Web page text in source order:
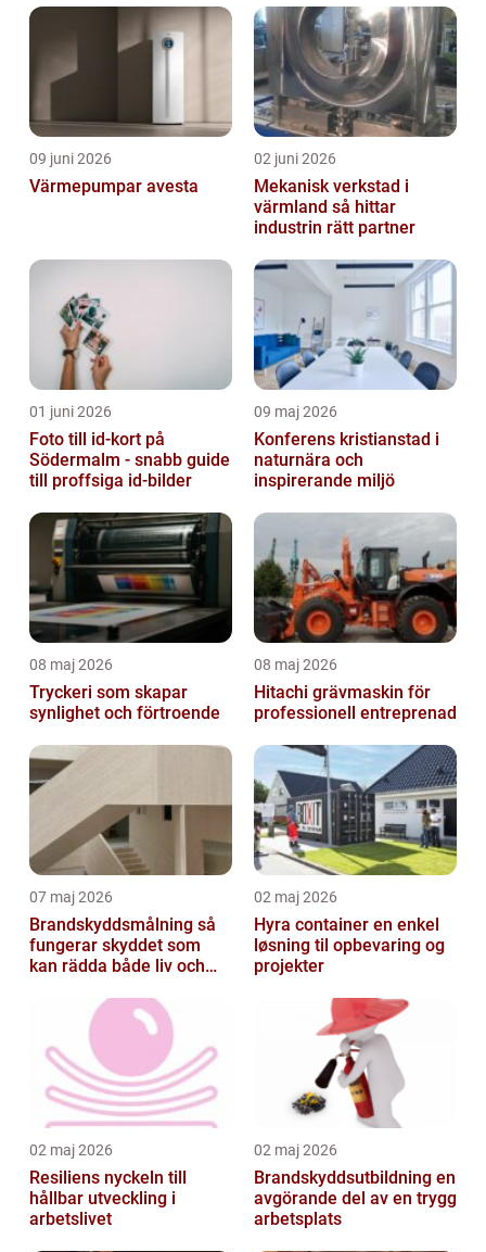
09 juni 2026
Värmepumpar avesta
02 juni 2026
Mekanisk verkstad i
värmland så hittar
industrin rätt partner
01 juni 2026
Foto till id-kort på
Södermalm - snabb guide
till proffsiga id-bilder
09 maj 2026
Konferens kristianstad i
naturnära och
inspirerande miljö
08 maj 2026
Tryckeri som skapar
synlighet och förtroende
08 maj 2026
Hitachi grävmaskin för
professionell entreprenad
07 maj 2026
Brandskyddsmålning så
fungerar skyddet som
kan rädda både liv och
02 maj 2026
Hyra container en enkel
løsning til opbevaring og
projekter
02 maj 2026
Resiliens nyckeln till
hållbar utveckling i
arbetslivet
02 maj 2026
Brandskyddsutbildning en
avgörande del av en trygg
arbetsplats